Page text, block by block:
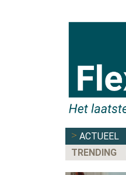
ACTUEEL
TRENDING